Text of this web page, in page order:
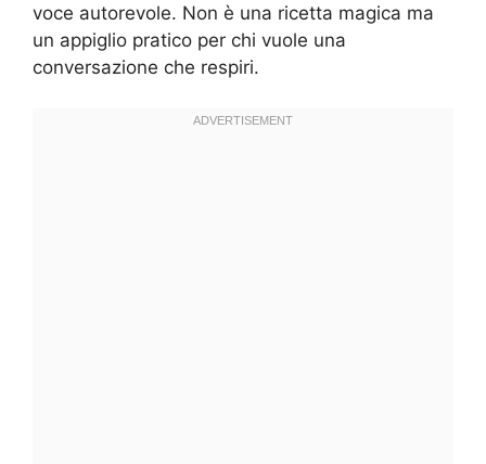
voce autorevole. Non è una ricetta magica ma
un appiglio pratico per chi vuole una
conversazione che respiri.